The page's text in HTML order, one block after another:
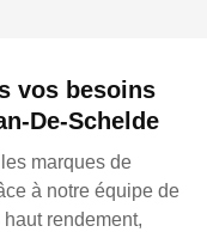
vos besoins
De-Schelde
marques de
à notre équipe de
rendement,